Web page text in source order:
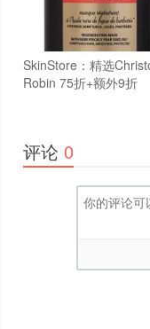
SkinStore：精选
Robin 75折+额外9折
评论 0